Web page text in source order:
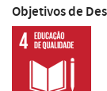
Objetivos de